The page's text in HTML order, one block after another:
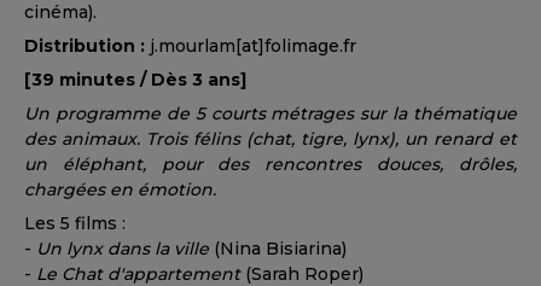
cinéma).
Distribution : j.mourlam[at]folimage.fr
[39 minutes / Dès 3 ans]
Un programme de 5 courts métrages sur la thématique
des animaux. Trois félins (chat, tigre, lynx), un renard et
un éléphant, pour des rencontres douces, drôles,
chargées en émotion.
Les 5 films :
- Un lynx dans la ville (Nina Bisiarina)
- Le Chat d'appartement(Sarah Roper)